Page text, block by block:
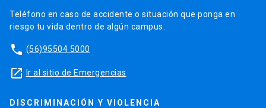
Teléfono en caso de accidente o situación que ponga en
riesgo tu vida dentro de algún campus.
phone (56)95504 5000
launch Ir al sitio de Emergencias
DISCRIMINACIÓN Y VIOLENCIA